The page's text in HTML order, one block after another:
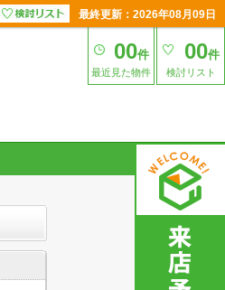
最終更新：2026年08月09日
00件
最近見た物件
00件
検討リスト